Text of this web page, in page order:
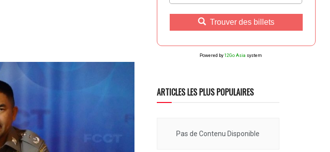
Trouver des billets
Powered by 12Go Asia system
ARTICLES LES PLUS POPULAIRES
Pas de Contenu Disponible